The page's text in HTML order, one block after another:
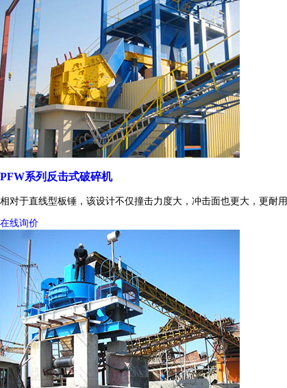
PFW系列反击式破碎机
相对于直线型板锤，该设计不仅撞击力度大，冲击面也更大，更耐用
在线询价